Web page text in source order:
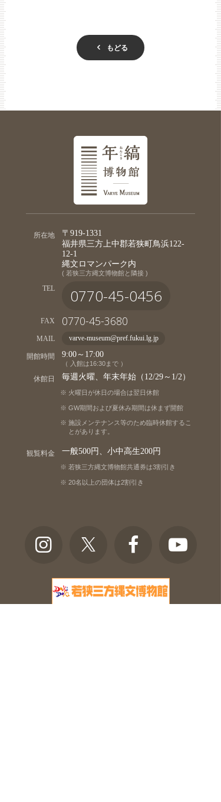
もどる
所在地
〒919-1331
福井県三方上中郡若狭町鳥浜122-
12-1
縄文ロマンパーク内
( 若狭三方縄文博物館と隣接 )
TEL 0770-45-0456
FAX 0770-45-3680
MAIL varve-museum@pref.fukui.lg.jp
開館時間 9:00～17:00
（ 入館は16:30まで ）
休館日 毎週火曜、年末年始（12/29～1/2）
火曜日が休日の場合は翌日休館
GW期間および夏休み期間は休まず開館
施設メンテナンス等のため臨時休館するこ
とがあります。
観覧料金 一般500円、小中高生200円
若狭三方縄文博物館共通券は3割引き
20名以上の団体は2割引き